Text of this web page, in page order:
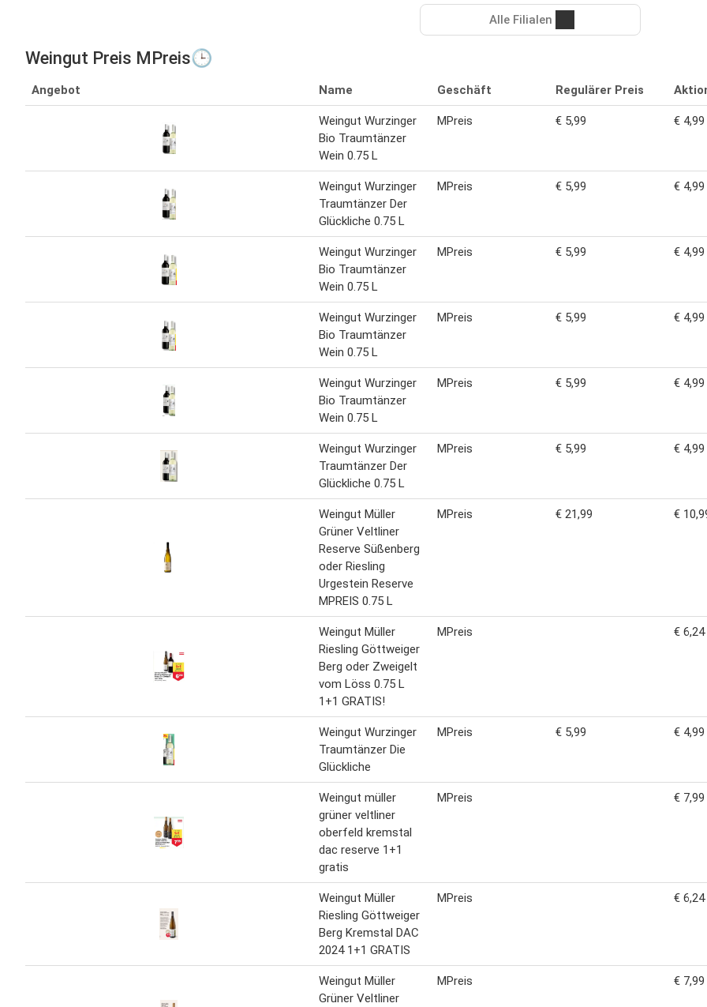
Alle Filialen
Weingut Preis MPreis🕒
Angebot Name Geschäft Regulärer Preis
Weingut Wurzinger
Bio Traumtänzer
Wein 0.75 L
MPreis € 5,99 € 4,99
Weingut Wurzinger
Traumtänzer Der
Glückliche 0.75 L
MPreis € 5,99 € 4,99
Weingut Wurzinger
Bio Traumtänzer
Wein 0.75 L
MPreis € 5,99 € 4,99
Weingut Wurzinger
Bio Traumtänzer
Wein 0.75 L
MPreis € 5,99 € 4,99
Weingut Wurzinger
Bio Traumtänzer
Wein 0.75 L
MPreis € 5,99 € 4,99
Weingut Wurzinger
Traumtänzer Der
Glückliche 0.75 L
MPreis € 5,99 € 4,99
Weingut Müller
Grüner Veltliner
Reserve Süßenberg
oder Riesling
Urgestein Reserve
MPREIS 0.75 L
MPreis € 21,99 €
Weingut Müller
Riesling Göttweiger
Berg oder Zweigelt
vom Löss 0.75 L
1+1 GRATIS!
MPreis € 6,24
Weingut Wurzinger
Traumtänzer Die
Glückliche
MPreis € 5,99 € 4,99
Weingut müller
grüner veltliner
oberfeld kremstal
dac reserve 1+1
gratis
MPreis € 7,99
Weingut Müller
Riesling Göttweiger
Berg Kremstal DAC
2024 1+1 GRATIS
MPreis € 6,24
Weingut Müller
Grüner Veltliner
MPreis € 7,99